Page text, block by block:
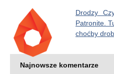
Drodzy
Patronite.
choćby
Najnowsze komentarze